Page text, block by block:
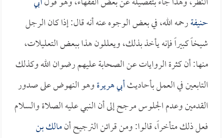
حنيفةرحمه الله، في بعض الوجوه عنه أنه قال: إذا كان الرجل
شيخاً كبيراً فإنه يأخذ بذلك، ويعللون هذا ببعض التعليلات،
منها: أن كثرة الروايات عن الصحابة عليهم رضوان الله وكذلك
التابعين في العمل بأحاديثأبي هريرةوهو النهوض على صدور
القدمين وعدم الجلوس مرجح إلى أن النبي عليه الصلاة والسلام
فعل ذلك متأخراً، قالوا: ومن قرائن الترجيح أنمالك بن